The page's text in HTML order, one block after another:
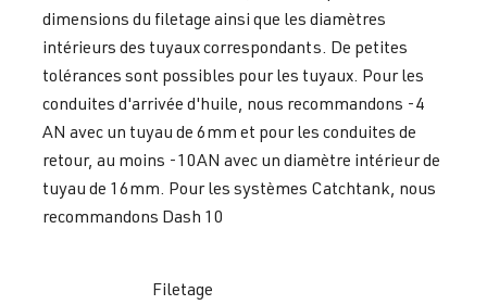
dimensions du filetage ainsi que les diamètres
intérieurs des tuyaux correspondants. De petites
tolérances sont possibles pour les tuyaux. Pour les
conduites d'arrivée d'huile, nous recommandons -4
AN avec un tuyau de 6mm et pour les conduites de
retour, au moins -10AN avec un diamètre intérieur de
tuyau de 16mm. Pour les systèmes Catchtank, nous
recommandons Dash 10
Filetage